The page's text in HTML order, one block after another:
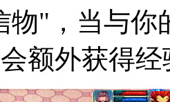
物"，当与你
额外获得